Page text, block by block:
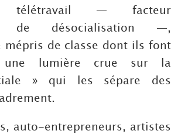
télétravail — facteur
de désocialisation —,
mépris de classe dont ils font
une lumière crue sur la
» qui les sépare des
auto-entrepreneurs, artistes